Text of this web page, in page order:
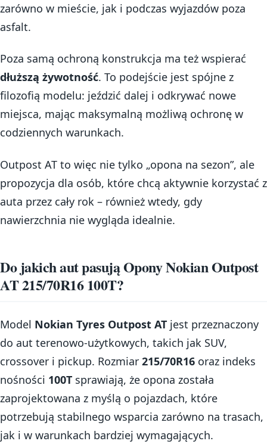
zarówno w mieście, jak i podczas wyjazdów poza
asfalt.
Poza samą ochroną konstrukcja ma też wspierać
dłuższą żywotność. To podejście jest spójne z
filozofią modelu: jeździć dalej i odkrywać nowe
miejsca, mając maksymalną możliwą ochronę w
codziennych warunkach.
Outpost AT to więc nie tylko „opona na sezon”, ale
propozycja dla osób, które chcą aktywnie korzystać z
auta przez cały rok – również wtedy, gdy
nawierzchnia nie wygląda idealnie.
Do jakich aut pasują Opony Nokian Outpost
AT 215/70R16 100T?
Model Nokian Tyres Outpost AT jest przeznaczony
do aut terenowo-użytkowych, takich jak SUV,
crossover i pickup. Rozmiar 215/70R16 oraz indeks
nośności 100T sprawiają, że opona została
zaprojektowana z myślą o pojazdach, które
potrzebują stabilnego wsparcia zarówno na trasach,
jak i w warunkach bardziej wymagających.